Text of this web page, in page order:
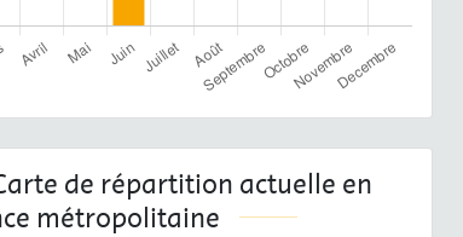
de répartition actuelle en
métropolitaine